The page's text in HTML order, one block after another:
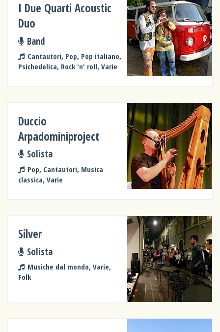
I Due Quarti Acoustic
Duo
Band
Cantautori, Pop, Pop italiano,
Psichedelica, Rock 'n' roll, Varie
Duccio
Arpadominiproject
Solista
Pop, Cantautori, Musica
classica, Varie
Silver
Solista
Musiche dal mondo, Varie,
Folk